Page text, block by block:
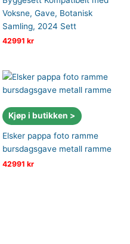
Voksne, Gave, Botanisk
Samling, 2024 Sett
42991 kr
Kjøp i butikken >
Elsker pappa foto ramme
bursdagsgave metall ramme
42991 kr